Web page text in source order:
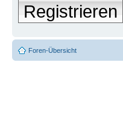
Registrieren
Foren-Übersicht